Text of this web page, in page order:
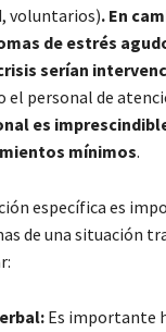
voluntarios). En
de estrés
serían
el personal de
es
mínimos.
específica es
de una situación
Es importante